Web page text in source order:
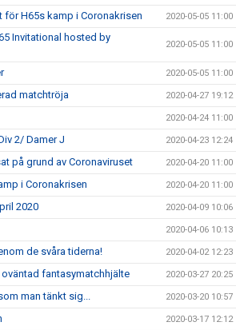
H65s kamp i Coronakrisen 2020-05-05 11:00
Invitational hosted by
2020-05-05 11:00
2020-05-05 11:00
matchtröja 2020-04-27 19:12
2020-04-24 11:00
2/ Damer J 2020-04-23 12:24
på grund av Coronaviruset 2020-04-20 11:00
i Coronakrisen 2020-04-20 11:00
2020 2020-04-09 10:06
2020-04-06 10:13
de svåra tiderna! 2020-04-02 12:23
fantasymatchhjälte 2020-03-27 20:25
man tänkt sig... 2020-03-20 10:57
2020-03-17 12:12